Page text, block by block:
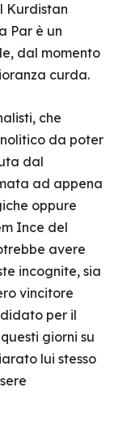
Kurdistan
Par è un
dal momento
curda.
che
da poter
dal
ad appena
oppure
Ince del
avere
incognite, sia
vincitore
per il
giorni su
lui stesso